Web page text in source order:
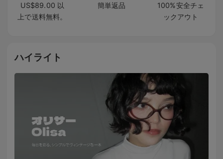
US$89.00 以
上で送料無料。
簡単返品
100%安全チェ
ックアウト
ハイライト